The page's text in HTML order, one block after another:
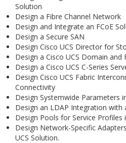
Solution
Design a Fibre Channel Network
Design and Integrate an FCoE
Design a Secure SAN
Design Cisco UCS Director for
Design a Cisco UCS Domain
Design a Cisco UCS C-Series
Design Cisco UCS Fabric
Connectivity
Design Systemwide Parameters
Design an LDAP Integration with
Design Pools for Service Profiles
Design Network-Specific
UCS Solution.